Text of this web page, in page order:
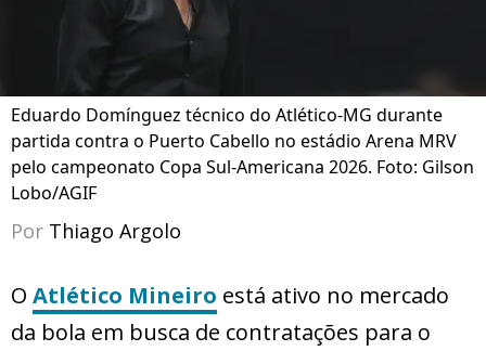
Eduardo Domínguez técnico do Atlético-MG durante
partida contra o Puerto Cabello no estádio Arena MRV
pelo campeonato Copa Sul-Americana 2026. Foto: Gilson
Lobo/AGIF
Por Thiago Argolo
O Atlético Mineiro está ativo no mercado
da bola em busca de contratações para o